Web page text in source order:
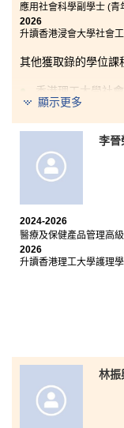
應用社會科學副學士 (青
2026
升讀香港浸會大學社會
其他獲取錄的學位課
香港理工大學社
課程)
香港理工大學應
香港城市大學社
學)
文憑試失利過後
的教學⽅式截然
導員和師兄師
活，亦嘗試跳出
幫助新入讀的同
顯示更多
李
2024-2026
醫療及保健產品管理高
2026
升讀香港理工大學護理
林